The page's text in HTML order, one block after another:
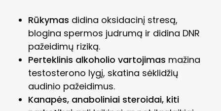
Rūkymas didina oksidacinį stresą,
blogina spermos judrumą ir didina DNR
pažeidimų riziką.
Perteklinis alkoholio vartojimas mažina
testosterono lygį, skatina sėklidžių
audinio pažeidimus.
Kanapės, anaboliniai steroidai, kiti